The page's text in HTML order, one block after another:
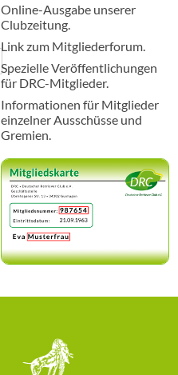
Online-Ausgabe unserer
Clubzeitung.
Link zum Mitgliederforum.
Spezielle Veröffentlichungen
für DRC-Mitglieder.
Informationen für Mitglieder
einzelner Ausschüsse und
Gremien.